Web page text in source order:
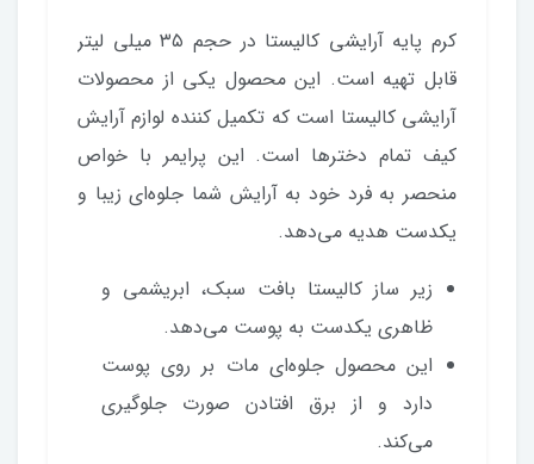
کرم پایه آرایشی کالیستا در حجم ۳۵ میلی لیتر
قابل تهیه است. این محصول یکی از محصولات
آرایشی کالیستا است که تکمیل کننده لوازم آرایش
کیف تمام دخترها است. این پرایمر با خواص
منحصر به فرد خود به آرایش شما جلوه‌ای زیبا و
یکدست هدیه می‌دهد.
زیر ساز کالیستا بافت سبک، ابریشمی و
ظاهری یکدست به پوست می‌دهد.
این محصول جلوه‌ای مات بر روی پوست
دارد و از برق افتادن صورت جلوگیری
می‌کند.